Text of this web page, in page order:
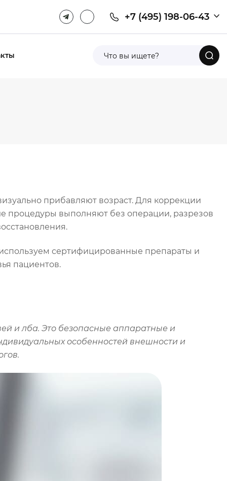
+7 (495) 198-06-43
прибавляют возраст. Для коррекции
процедуры выполняют без операции, разрезов
сертифицированные препараты и
пациентов.
и лба. Это безопасные аппаратные и
особенностей внешности и